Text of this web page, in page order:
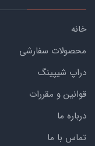
خانه
محصولات سفارشی
دراپ شیپینگ
قوانین و مقررات
درباره ما
تماس با ما